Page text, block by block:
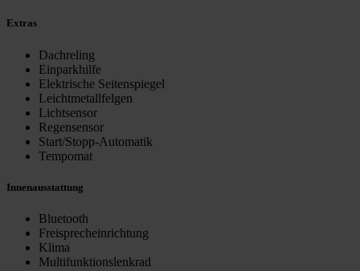
Extras
Dachreling
Einparkhilfe
Elektrische Seitenspiegel
Leichtmetallfelgen
Lichtsensor
Regensensor
Start/Stopp-Automatik
Tempomat
Innenausstattung
Bluetooth
Freisprecheinrichtung
Klima
Multifunktionslenkrad